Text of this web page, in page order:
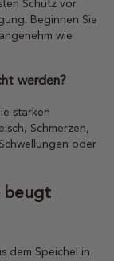
Schutz vor
Beginnen Sie
wie
werden?
starken
Schmerzen,
oder
beugt
dem Speichel in